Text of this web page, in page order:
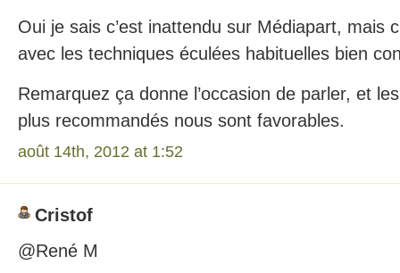
Oui je sais c’est inattendu sur Médiapart, mais
avec les techniques éculées habituelles bien
Remarquez ça donne l’occasion de parler, et
plus recommandés nous sont favorables.
août 14th, 2012 at 1:52
Cristof
@René M